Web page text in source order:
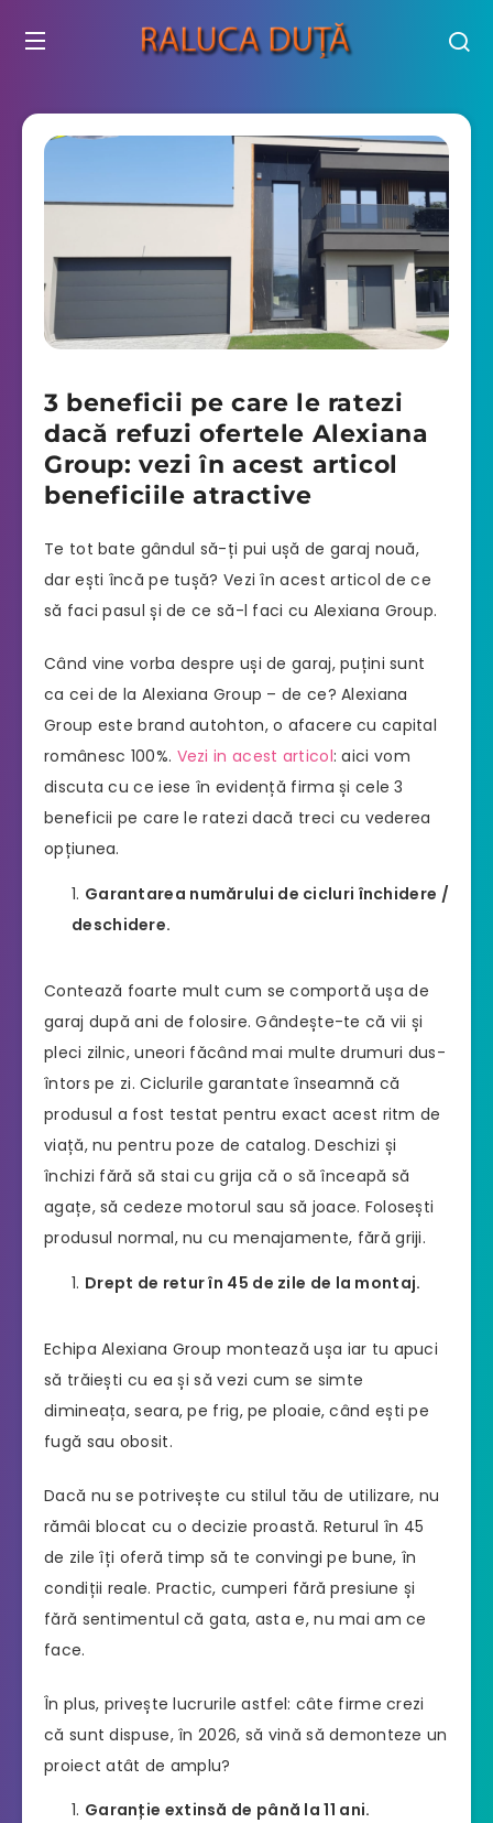
3 beneficii pe care le ratezi
dacă refuzi ofertele Alexiana
Group: vezi în acest articol
beneficiile atractive
Te tot bate gândul să-ți pui ușă de garaj nouă,
dar ești încă pe tușă? Vezi în acest articol de ce
să faci pasul și de ce să-l faci cu Alexiana Group.
Când vine vorba despre uși de garaj, puțini sunt
ca cei de la Alexiana Group – de ce? Alexiana
Group este brand autohton, o afacere cu capital
românesc 100%. Vezi in acest articol: aici vom
discuta cu ce iese în evidență firma și cele 3
beneficii pe care le ratezi dacă treci cu vederea
opțiunea.
Garantarea numărului de cicluri închidere /
deschidere.
Contează foarte mult cum se comportă ușa de
garaj după ani de folosire. Gândește-te că vii și
pleci zilnic, uneori făcând mai multe drumuri dus-
întors pe zi. Ciclurile garantate înseamnă că
produsul a fost testat pentru exact acest ritm de
viață, nu pentru poze de catalog. Deschizi și
închizi fără să stai cu grija că o să înceapă să
agațe, să cedeze motorul sau să joace. Folosești
produsul normal, nu cu menajamente, fără griji.
Drept de retur în 45 de zile de la montaj.
Echipa Alexiana Group montează ușa iar tu apuci
să trăiești cu ea și să vezi cum se simte
dimineața, seara, pe frig, pe ploaie, când ești pe
fugă sau obosit.
Dacă nu se potrivește cu stilul tău de utilizare, nu
rămâi blocat cu o decizie proastă. Returul în 45
de zile îți oferă timp să te convingi pe bune, în
condiții reale. Practic, cumperi fără presiune și
fără sentimentul că gata, asta e, nu mai am ce
face.
În plus, privește lucrurile astfel: câte firme crezi
că sunt dispuse, în 2026, să vină să demonteze un
proiect atât de amplu?
Garanție extinsă de până la 11 ani.